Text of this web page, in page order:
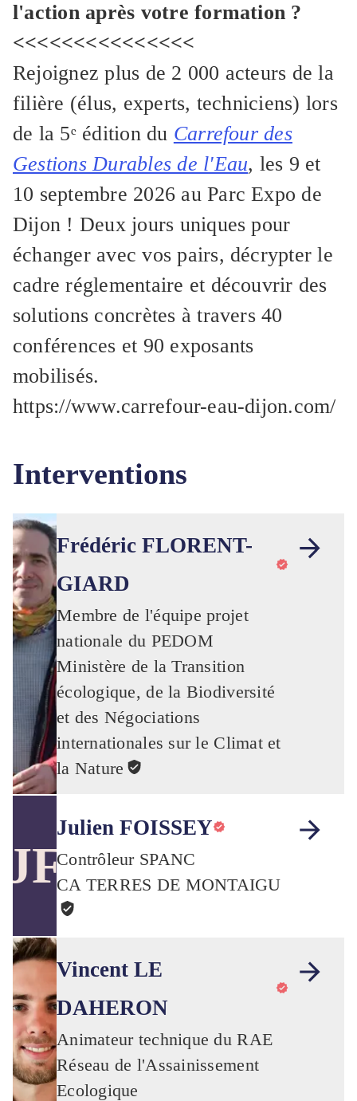
l'action après votre formation ?
<<<<<<<<<<<<<<<
Rejoignez plus de 2 000 acteurs de la
filière (élus, experts, techniciens) lors
de la 5ᵉ édition du Carrefour des
Gestions Durables de l'Eau, les 9 et
10 septembre 2026 au Parc Expo de
Dijon ! Deux jours uniques pour
échanger avec vos pairs, décrypter le
cadre réglementaire et découvrir des
solutions concrètes à travers 40
conférences et 90 exposants
mobilisés.
https://www.carrefour-eau-dijon.com/
Interventions
Frédéric FLORENT-
GIARD
Membre de l'équipe projet
nationale du PEDOM
Ministère de la Transition
écologique, de la Biodiversité
et des Négociations
internationales sur le Climat et
la Nature
JF
Julien FOISSEY
Contrôleur SPANC
CA TERRES DE MONTAIGU
Vincent LE
DAHERON
Animateur technique du RAE
Réseau de l'Assainissement
Ecologique